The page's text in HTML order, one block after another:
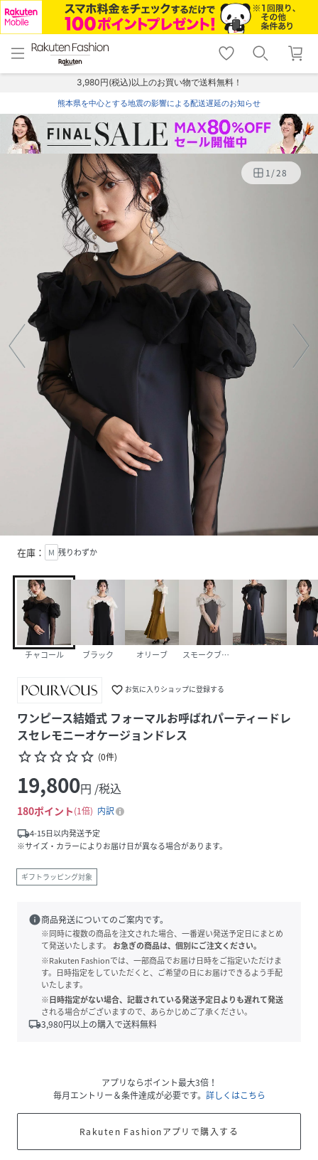
menu home
トップ
shopping_cart lock_outline
ログイン
3,980円(税込)以上のお買い物で送料無料！
熊本県を中心とする地震の影響による配送遅延のお知らせ
1/28
在庫： M 残りわずか
チャコール ブラック オリーブ スモークブラウン
favorite_border お気に入りショップに登録する
ワンピース結婚式 フォーマルお呼ばれパーティードレ
スセレモニーオケージョンドレス
star_borderstar_borderstar_borderstar_borderstar_border (0件)
19,800円 /税込
180ポイント 1倍
内訳
local_shipping4-15日以内発送予定
※サイズ・カラーによりお届け日が異なる場合があります。
ギフトラッピング対象
info商品発送についてのご案内です。
※同時に複数の商品を注文された場合、一番遅い発送予定日にまとめ
て発送いたします。
お急ぎの商品は、個別にご注文ください。
※Rakuten Fashionでは、一部商品でお届け日時をご指定いただけま
す。日時指定をしていただくと、ご希望の日にお届けできるよう手配
いたします。
※日時指定がない場合、記載されている発送予定日よりも遅れて発送
される場合がございますので、あらかじめご了承ください。
local_shipping3,980円以上の購入で送料無料
アプリならポイント最大3倍！
毎月エントリー＆条件達成が必要です。 詳しくはこちら
Rakuten Fashionアプリで購入する